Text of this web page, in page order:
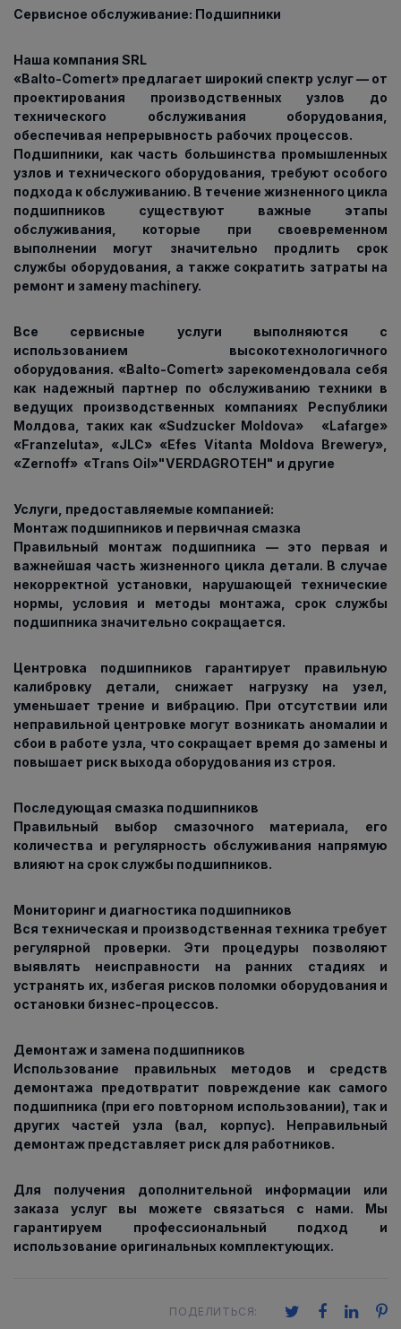
Сервисное обслуживание: Подшипники
Наша компания SRL
«Balto-Comert» предлагает широкий спектр услуг — от
проектирования производственных узлов до
технического обслуживания оборудования,
обеспечивая непрерывность рабочих процессов.
Подшипники, как часть большинства промышленных
узлов и технического оборудования, требуют особого
подхода к обслуживанию. В течение жизненного цикла
подшипников существуют важные этапы
обслуживания, которые при своевременном
выполнении могут значительно продлить срок
службы оборудования, а также сократить затраты на
ремонт и замену machinery.
Все сервисные услуги выполняются с
использованием высокотехнологичного
оборудования. «Balto-Comert» зарекомендовала себя
как надежный партнер по обслуживанию техники в
ведущих производственных компаниях Республики
Молдова, таких как «Sudzucker Moldova» «Lafarge»
«Franzeluta», «JLC» «Efes Vitanta Moldova Brewery»,
«Zernoff» «Тrans Oil»"VERDAGROTEH" и другие
Услуги, предоставляемые компанией:
Монтаж подшипников и первичная смазка
Правильный монтаж подшипника — это первая и
важнейшая часть жизненного цикла детали. В случае
некорректной установки, нарушающей технические
нормы, условия и методы монтажа, срок службы
подшипника значительно сокращается.
Центровка подшипников гарантирует правильную
калибровку детали, снижает нагрузку на узел,
уменьшает трение и вибрацию. При отсутствии или
неправильной центровке могут возникать аномалии и
сбои в работе узла, что сокращает время до замены и
повышает риск выхода оборудования из строя.
Последующая смазка подшипников
Правильный выбор смазочного материала, его
количества и регулярность обслуживания напрямую
влияют на срок службы подшипников.
Мониторинг и диагностика подшипников
Вся техническая и производственная техника требует
регулярной проверки. Эти процедуры позволяют
выявлять неисправности на ранних стадиях и
устранять их, избегая рисков поломки оборудования и
остановки бизнес-процессов.
Демонтаж и замена подшипников
Использование правильных методов и средств
демонтажа предотвратит повреждение как самого
подшипника (при его повторном использовании), так и
других частей узла (вал, корпус). Неправильный
демонтаж представляет риск для работников.
Для получения дополнительной информации или
заказа услуг вы можете связаться с нами. Мы
гарантируем профессиональный подход и
использование оригинальных комплектующих.
ПОДЕЛИТЬСЯ: